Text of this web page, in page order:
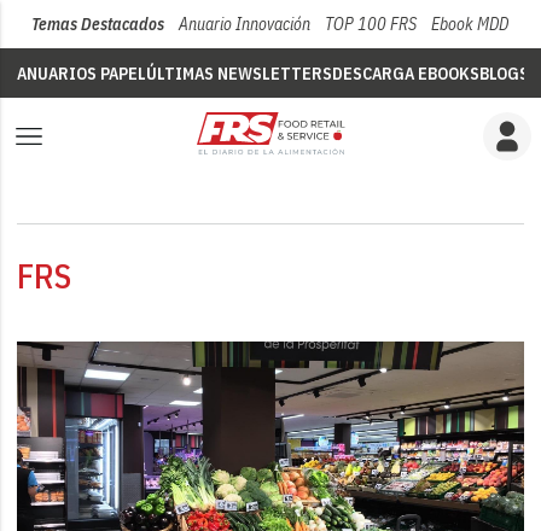
Temas Destacados Anuario Innovación TOP 100 FRS Ebook MDD
ANUARIOS PAPELÚLTIMAS NEWSLETTERSDESCARGA EBOOKSBLOGS
FRS